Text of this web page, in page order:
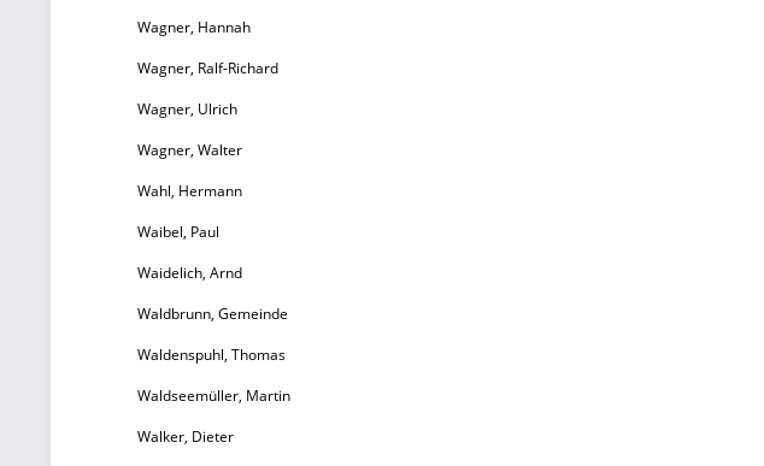
Wagner, Hannah
Wagner, Ralf-Richard
Wagner, Ulrich
Wagner, Walter
Wahl, Hermann
Waibel, Paul
Waidelich, Arnd
Waldbrunn, Gemeinde
Waldenspuhl, Thomas
Waldseemüller, Martin
Walker, Dieter